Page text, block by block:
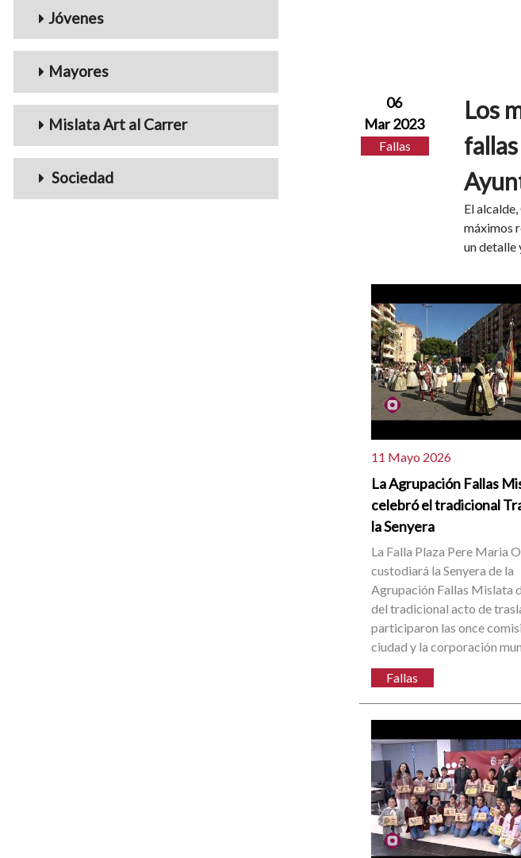
Jóvenes
Mayores
Mislata Art al Carrer
Sociedad
06
Mar 2023
Fallas
Los
El
máximos
un detalle
11 Mayo 2026
La Agrupación Fallas
celebró el tradicional
la Senyera
La Falla Plaza Pere Maria
custodiará la Senyera de la
Agrupación Fallas Mislata
del tradicional acto de
participaron las once
ciudad y la corporación
Fallas